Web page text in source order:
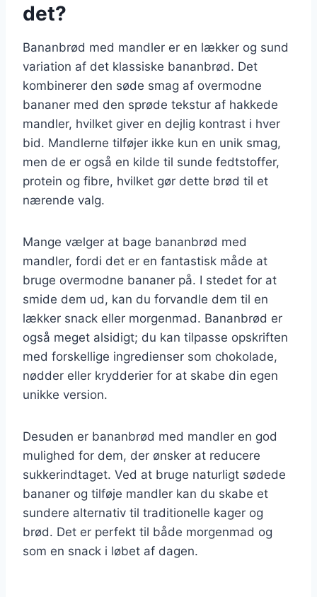
det?
Bananbrød med mandler er en lækker og sund
variation af det klassiske bananbrød. Det
kombinerer den søde smag af overmodne
bananer med den sprøde tekstur af hakkede
mandler, hvilket giver en dejlig kontrast i hver
bid. Mandlerne tilføjer ikke kun en unik smag,
men de er også en kilde til sunde fedtstoffer,
protein og fibre, hvilket gør dette brød til et
nærende valg.
Mange vælger at bage bananbrød med
mandler, fordi det er en fantastisk måde at
bruge overmodne bananer på. I stedet for at
smide dem ud, kan du forvandle dem til en
lækker snack eller morgenmad. Bananbrød er
også meget alsidigt; du kan tilpasse opskriften
med forskellige ingredienser som chokolade,
nødder eller krydderier for at skabe din egen
unikke version.
Desuden er bananbrød med mandler en god
mulighed for dem, der ønsker at reducere
sukkerindtaget. Ved at bruge naturligt sødede
bananer og tilføje mandler kan du skabe et
sundere alternativ til traditionelle kager og
brød. Det er perfekt til både morgenmad og
som en snack i løbet af dagen.